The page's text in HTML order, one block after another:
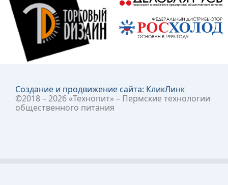
Создание и продвижение сайта: КликЛинк
©2018 – 2026 «Технопит» – Пермские технологии
общественного питания